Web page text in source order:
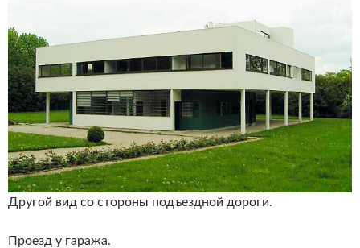
Другой вид со стороны подъездной дороги.
Проезд у гаража.